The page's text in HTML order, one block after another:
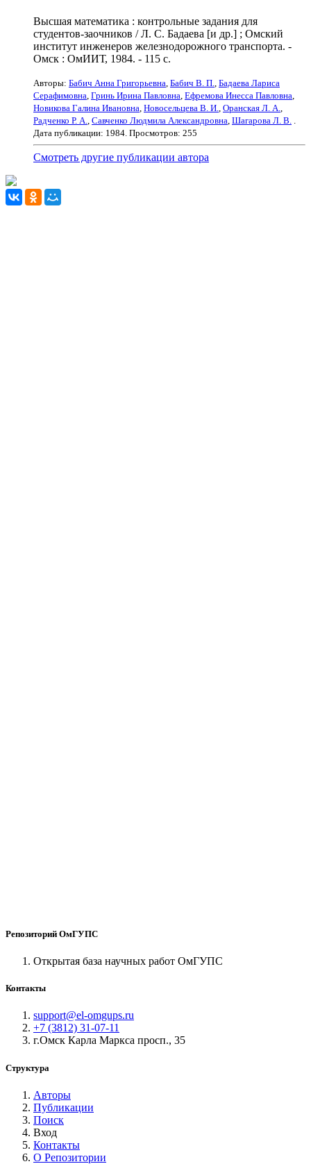
Высшая математика : контрольные задания для
студентов-заочников / Л. С. Бадаева [и др.] ; Омский
институт инженеров железнодорожного транспорта. -
Омск : ОмИИТ, 1984. - 115 с.
Авторы: Бабич Анна Григорьевна Бабич В. П. Бадаева Лариса
Серафимовна Гринь Ирина Павловна Ефремова Инесса Павловна
Новикова Галина Ивановна Новосельцева В. И. Оранская Л. А.
Радченко Р. А.
Савченко Людмила Александровна Шагарова Л. В.
Дата публикации: 1984 . Просмотров: 255
Смотреть другие публикации автора
Репозиторий ОмГУПС
Открытая база научных работ ОмГУПС
Контакты
support@el-omgups.ru
+7 (3812) 31-07-11
г.Омск Карла Маркса просп., 35
Структура
Авторы
Публикации
Поиск
Вход
Контакты
О Репозитории